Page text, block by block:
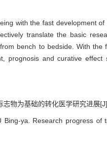
with the fast development
translate the basic
bench to bedside. With
prognosis and curative
物为基础的转化医学研究进展
ya. Research progress